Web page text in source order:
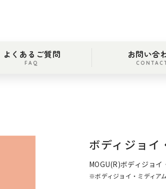
よくあるご質問
FAQ
お問い合
ボディジョイ
MOGU(R)ボディジョ
※ボディジョイ・ミディア